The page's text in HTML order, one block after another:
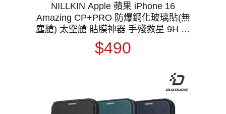
NILLKIN Apple 蘋果 iPhone 16
Amazing CP+PRO 防爆鋼化玻璃貼(無
塵艙) 太空艙 貼膜神器 手殘救星 9H 滿
版 玻璃膜 鋼化膜 手機螢幕貼 保護貼
$490